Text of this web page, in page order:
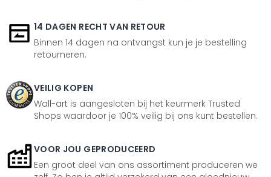
14 DAGEN RECHT VAN RETOUR
Binnen 14 dagen na ontvangst kun je je bestelling
retourneren.
VEILIG KOPEN
Wall-art is aangesloten bij het keurmerk Trusted
Shops waardoor je 100% veilig bij ons kunt bestellen.
VOOR JOU GEPRODUCEERD
Een groot deel van ons assortiment produceren we